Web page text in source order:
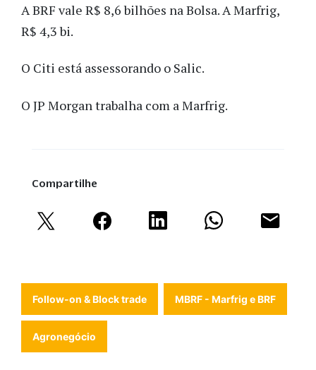
A BRF vale R$ 8,6 bilhões na Bolsa. A Marfrig,
R$ 4,3 bi.
O Citi está assessorando o Salic.
O JP Morgan trabalha com a Marfrig.
Compartilhe
Follow-on & Block trade MBRF - Marfrig e BRF
Agronegócio